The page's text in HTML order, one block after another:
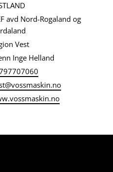
avd Nord-Rogaland og
Vest
Inge Helland